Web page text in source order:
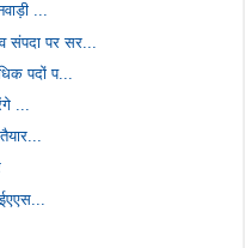
...
पर सर...
पदों प...
...